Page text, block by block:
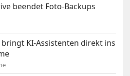
beendet Foto-Backups
KI-Assistenten direkt ins